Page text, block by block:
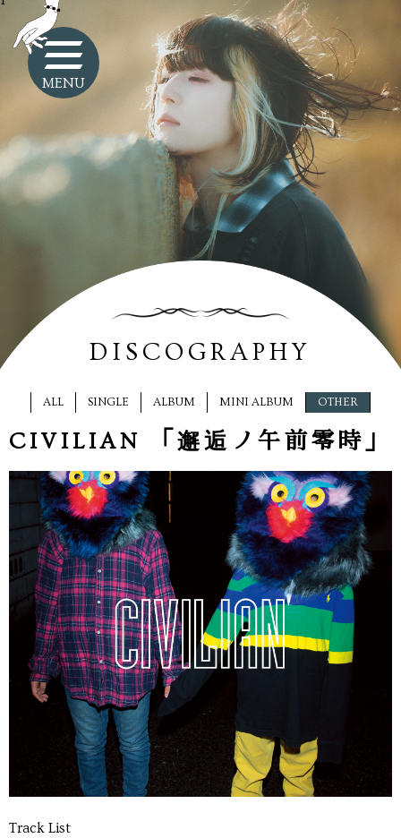
MENU
DISCOGRAPHY
ALL SINGLE ALBUM MINI ALBUM OTHER
CIVILIAN 「邂逅ノ午前零時」
Track List